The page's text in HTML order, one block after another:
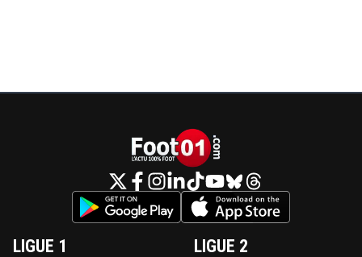
LIGUE 1 LIGUE 2